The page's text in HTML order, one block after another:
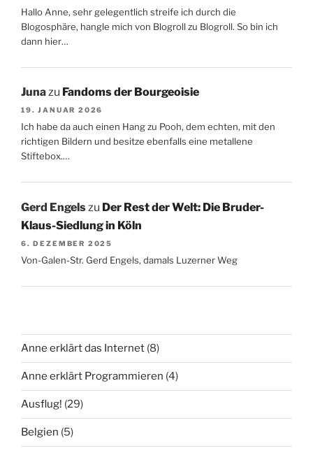
Hallo Anne, sehr gelegentlich streife ich durch die
Blogosphäre, hangle mich von Blogroll zu Blogroll. So bin ich
dann hier…
Junazu Fandoms der Bourgeoisie
19. JANUAR 2026
Ich habe da auch einen Hang zu Pooh, dem echten, mit den
richtigen Bildern und besitze ebenfalls eine metallene
Stiftebox.…
Gerd Engels zu Der Rest der Welt: Die Bruder-
Klaus-Siedlung in Köln
6. DEZEMBER 2025
Von-Galen-Str. Gerd Engels, damals Luzerner Weg
Anne erklärt das Internet (8)
Anne erklärt Programmieren (4)
Ausflug! (29)
Belgien (5)